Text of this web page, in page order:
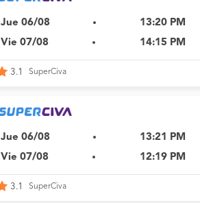
Jue 06/08
13:20 PM
Vie 07/08
14:15 PM
3.1 SuperCiva
Jue 06/08
13:21 PM
Vie 07/08
12:19 PM
3.1 SuperCiva